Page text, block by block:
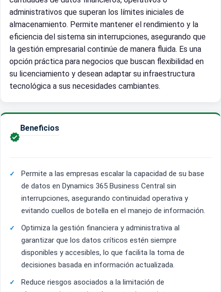
administrativos que superan los límites iniciales de
almacenamiento. Permite mantener el rendimiento y la
eficiencia del sistema sin interrupciones, asegurando que
la gestión empresarial continúe de manera fluida. Es una
opción práctica para negocios que buscan flexibilidad en
su licenciamiento y desean adaptar su infraestructura
tecnológica a sus necesidades cambiantes.

Beneficios
Permite a las empresas escalar la capacidad de su base
de datos en Dynamics 365 Business Central sin
interrupciones, asegurando continuidad operativa y
evitando cuellos de botella en el manejo de información.
Optimiza la gestión financiera y administrativa al
garantizar que los datos críticos estén siempre
disponibles y accesibles, lo que facilita la toma de
decisiones basada en información actualizada.
Reduce riesgos asociados a la limitación de